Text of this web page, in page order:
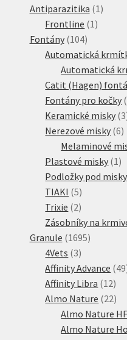
produktů
Antiparazitika 1 1
Frontline 1 1
Fontány 104104
produktů
Automatická
Automatická
Catit (Hagen)
Fontány pro kočky
Keramické misky 3
Nerezové misky 66
Melaminové
Plastové misky 1 1
Podložky pod misky
TIAKI 55
produktů
Trixie 22
produkty
Zásobníky na
Granule 16951695
4Vets 33
produkty
Affinity Advance 49
Affinity Libra 1212
Almo Nature 2222
Almo Nature
Almo Nature